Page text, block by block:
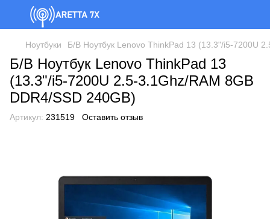
Ноутбуки Б/В Ноутбук Lenovo ThinkPad 13 (13.3"/i5-7200U
Б/В Ноутбук Lenovo ThinkPad 13
(13.3"/i5-7200U 2.5-3.1Ghz/RAM 8GB
DDR4/SSD 240GB)
Артикул: 231519 Оставить отзыв